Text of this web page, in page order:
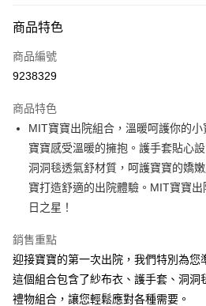
信用卡一次付款
超商取貨付款
Apple Pay
ATM付款
運送方式
每筆NT$65，滿NT$1,200(含以上)免運
付款後全家取貨
商品特色
商品編號
9238329
商品特色
MIT寶寶出院組合，溫暖呵護你的
寶寶感受溫暖的擁抱。護手套貼心
洞洞毯透氣舒材質，呵護寶寶的嬌
寶打造舒適的出院體驗。MIT寶寶
日之星！
銷售重點
迎接寶寶的第一次出院，我們特別為您
這個組合包含了紗布衣、護手套、洞洞
禮物組合，讓您輕鬆應對各種需要。